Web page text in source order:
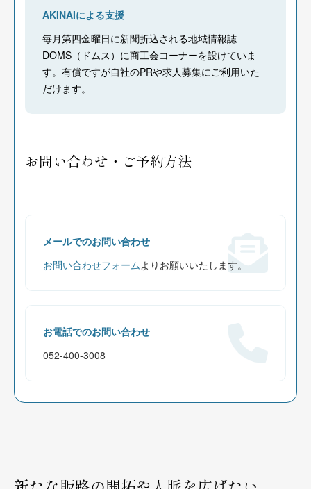
AKINAIによる支援
毎月第四金曜日に新聞折込される地域情報誌
DOMS（ドムス）に商工会コーナーを設けていま
す。有償ですが自社のPRや求人募集にご利用いた
だけます。
お問い合わせ・ご予約方法
メールでのお問い合わせ
お問い合わせフォーム よりお願いいたします。
お電話でのお問い合わせ
052-400-3008